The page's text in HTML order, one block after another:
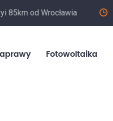
85km od Wrocławia
Fotowoltaika